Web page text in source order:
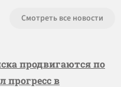
Смотреть все новости
продвигаются по
прогресс в